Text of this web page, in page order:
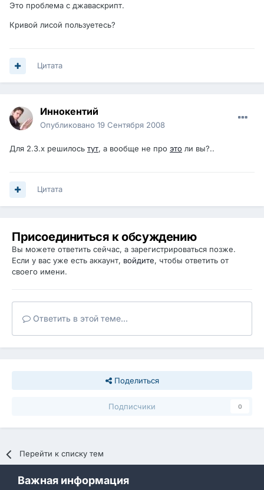
Это проблема с джаваскрипт.
Кривой лисой пользуетесь?
Цитата
Иннокентий
Опубликовано 19 Сентября 2008
Для 2.3.х решилось тут, а вообще не про это ли вы?..
Цитата
Присоединиться к обсуждению
Вы можете ответить сейчас, а зарегистрироваться позже.
Если у вас уже есть аккаунт, войдите, чтобы ответить от
своего имени.
Ответить в этой теме...
Поделиться
Подписчики 0
Перейти к списку тем
Важная информация